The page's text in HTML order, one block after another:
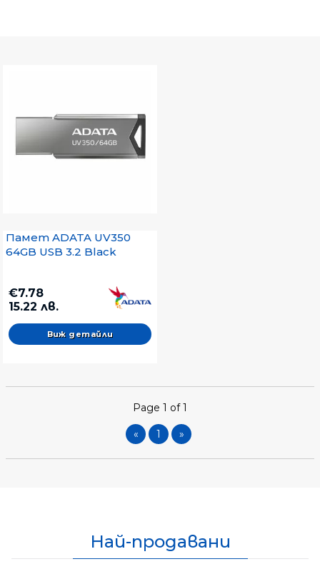
Памет ADATA UV350
64GB USB 3.2 Black
€7.78
15.22 лв.
Виж детайли
Page 1 of 1
« 1 »
Най-продавани